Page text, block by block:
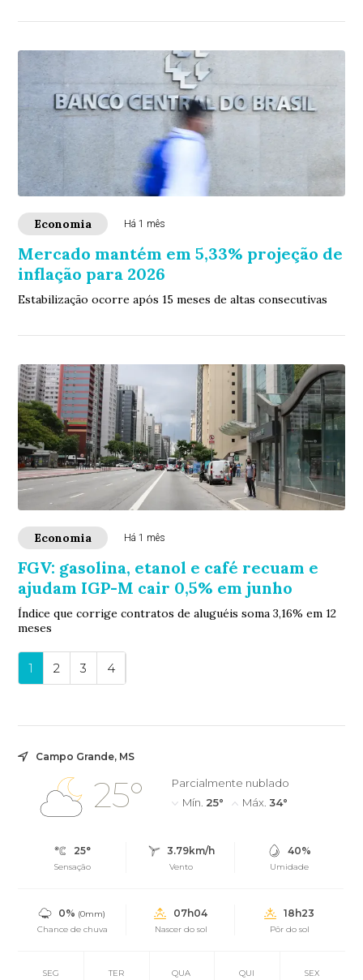
Economia Há 1 mês
Mercado mantém em 5,33% projeção de
inflação para 2026
Estabilização ocorre após 15 meses de altas consecutivas
Economia Há 1 mês
FGV: gasolina, etanol e café recuam e
ajudam IGP-M cair 0,5% em junho
Índice que corrige contratos de aluguéis soma 3,16% em 12
meses
1 2 3 4
Campo Grande, MS
25°
Parcialmente nublado
Mín. 25° Máx. 34°
25°
Sensação
3.79km/h
Vento
40%
Umidade
0% (0mm)
Chance de chuva
07h04
Nascer do sol
18h23
Pôr do sol
SEG TER QUA QUI SEX